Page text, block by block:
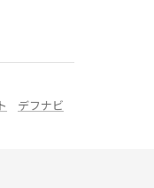
デフナビ